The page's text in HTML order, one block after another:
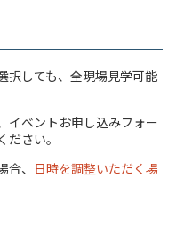
択しても、全現場見学可能
イベントお申し込みフォー
ださい。
、
日時を調整いただく場